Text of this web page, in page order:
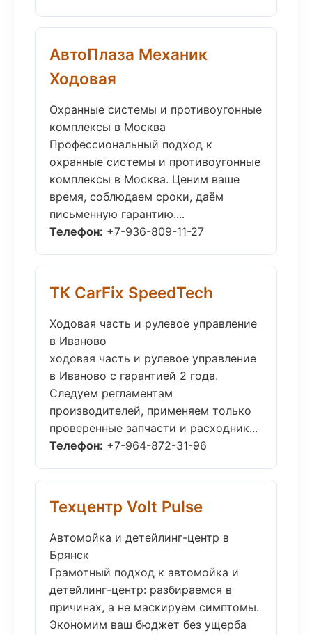
АвтоПлаза Механик
Ходовая
Охранные системы и противоугонные
комплексы в Москва
Профессиональный подход к
охранные системы и противоугонные
комплексы в Москва. Ценим ваше
время, соблюдаем сроки, даём
письменную гарантию....
Телефон: +7-936-809-11-27
ТК CarFix SpeedTech
Ходовая часть и рулевое управление
в Иваново
ходовая часть и рулевое управление
в Иваново с гарантией 2 года.
Следуем регламентам
производителей, применяем только
проверенные запчасти и расходник...
Телефон: +7-964-872-31-96
Техцентр Volt Pulse
Автомойка и детейлинг-центр в
Брянск
Грамотный подход к автомойка и
детейлинг-центр: разбираемся в
причинах, а не маскируем симптомы.
Экономим ваш бюджет без ущерба